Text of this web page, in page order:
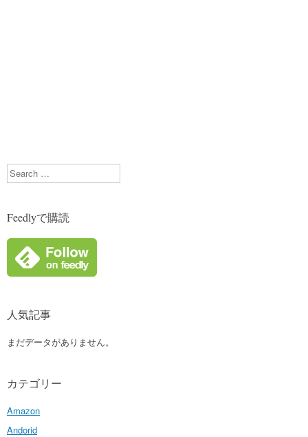
Search
Feedlyで購読
人気記事
まだデータがありません。
カテゴリー
Amazon
Andorid